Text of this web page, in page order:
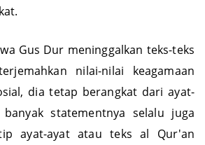
Gus Dur meninggalkan teks-teks
nilai-nilai keagamaan
dia tetap berangkat dari ayat-
statementnya selalu juga
ayat-ayat atau teks al Qur'an